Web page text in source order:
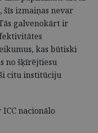
izmaiņas nevar
galvenokārt ir
kas būtiski
no šķīrējtiesu
citu institūciju
nacionālo